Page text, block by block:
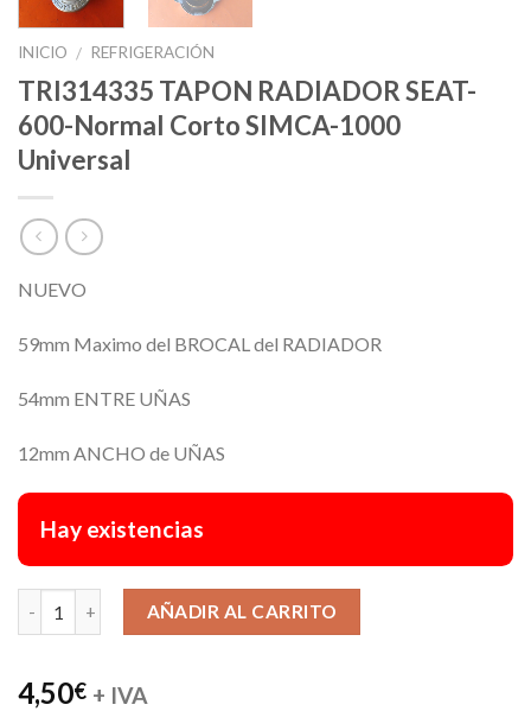
INICIO / REFRIGERACIÓN
TRI314335 TAPON RADIADOR SEAT-
600-Normal Corto SIMCA-1000
Universal
NUEVO
59mm Maximo del BROCAL del RADIADOR
54mm ENTRE UÑAS
12mm ANCHO de UÑAS
Hay existencias
AÑADIR AL CARRITO
4,50€ + IVA